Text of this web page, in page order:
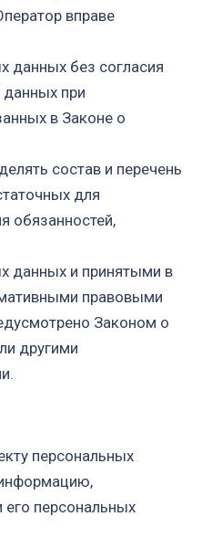
вправе
данных без согласия
данных при
в Законе о
состав и перечень
для
обязанностей,
данных и принятыми в
правовыми
Законом о
другими
персональных
персональных